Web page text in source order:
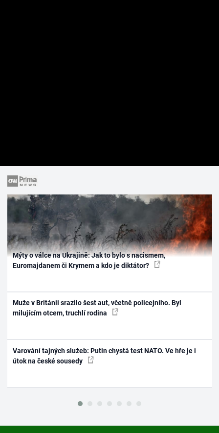
Mýty o válce na Ukrajině: Jak to bylo s nacismem,
Euromajdanem či Krymem a kdo je diktátor?
Muže v Británii srazilo šest aut, včetně policejního. Byl
milujícím otcem, truchlí rodina
Varování tajných služeb: Putin chystá test NATO. Ve hře je i
útok na české sousedy